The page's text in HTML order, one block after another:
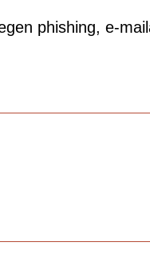
phishing, e-